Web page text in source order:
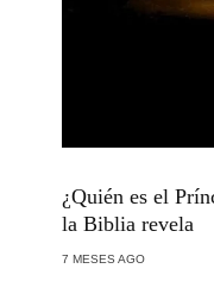
¿Quién es el
la Biblia revela
7 MESES AGO